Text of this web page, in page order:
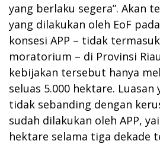
yang berlaku segera”. Akan
yang dilakukan oleh EoF
konsesi APP – tidak
moratorium – di Provinsi
kebijakan tersebut hanya
seluas 5.000 hektare.
tidak sebanding dengan
sudah dilakukan oleh APP,
hektare selama tiga dekade